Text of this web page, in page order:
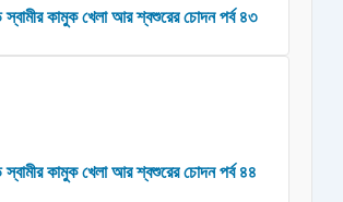
স্বামীর কামুক খেলা আর শ্বশুরের চোদন পর্ব ৪৩
স্বামীর কামুক খেলা আর শ্বশুরের চোদন পর্ব ৪৪